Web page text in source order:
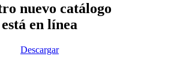
nuevo catálogo
está en línea
Descargar